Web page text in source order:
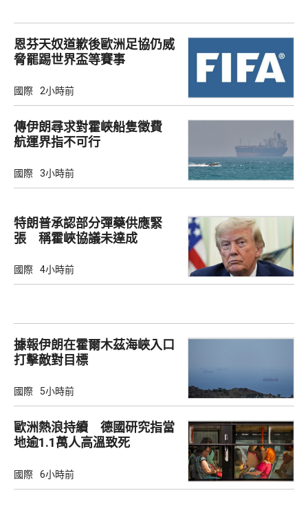
恩芬天奴道歉後歐洲足協仍威
脅罷踢世界盃等賽事
國際 2小時前
傳伊朗尋求對霍峽船隻徵費
航運界指不可行
國際 3小時前
特朗普承認部分彈藥供應緊
張 稱霍峽協議未達成
國際 4小時前
據報伊朗在霍爾木茲海峽入口
打擊敵對目標
國際 5小時前
歐洲熱浪持續 德國研究指當
地逾1.1萬人高溫致死
國際 6小時前